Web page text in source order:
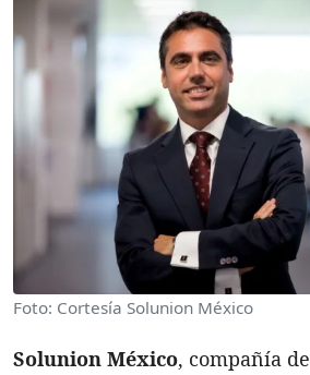
Foto: Cortesía Solunion México
Solunion México, compañía de